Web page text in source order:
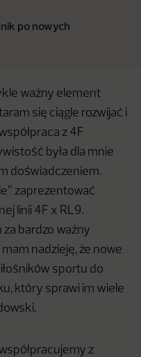
po nowych
ważny element
się ciągle rozwijać i
z 4F
była dla mnie
doświadczeniem.
zaprezentować
linii 4F x RL9.
bardzo ważny
nadzieję, że nowe
sportu do
który sprawi im wiele
z